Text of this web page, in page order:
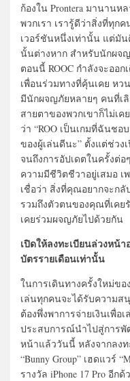
ก้องใน Prontera มานาน
พวกเรา เรารู้ดีว่าสิ่งที่ทุก
เวอร์ชันหนึ่งเท่านั้น แต่มั
นั้นต่างหาก สำหรับนักผจญ
ตอนนี้ ROOC กำลังจะออ
เพื่อนร่วมทางที่คุ้นเคย หว
มีนักผจญภัยหลายๆ คนที่เลิ
สายตาของพวกเขาก็ไม่เ
ว่า “ROO เป็นเกมที่ฉันช
ของผู้เล่นดีนะ” ตั้งแต่ช่วง
จนถึงการอัปเดตในครั้งต่
ความมีชีวิตชีวาอยู่เสมอ เ
เชื่อว่า สิ่งที่คุณอยากจะกลั
รวมถึงตัวตนของคุณที่เคยรั
เคยร่วมผจญภัยไปด้วยกัน
เปิดให้ลงทะเบียนล่วงหน้า
บัตรรายเดือนเท่านั้น
ในการเดินทางครั้งใหม่ของ
เล่นทุกคนจะได้รับความส
ต้องพึ่งพาการจ่ายเงินเพื่อ
ประสบการณ์นำไปสู่การพั
หน้าแล้ววันนี้ หลังจากลง
“Bunny Group” เฮดแวร์
รางวัล iPhone 17 Pro อี